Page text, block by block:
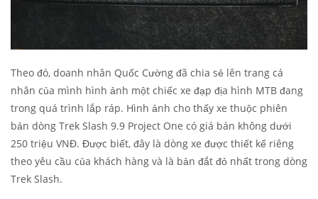
Theo đó, doanh nhân Quốc Cường đã chia sẻ lên trang cá
nhân của mình hình ảnh một chiếc xe đạp địa hình MTB đang
trong quá trình lắp ráp. Hình ảnh cho thấy xe thuộc phiên
bản dòng Trek Slash 9.9 Project One có giá bán không dưới
250 triệu VNĐ. Được biết, đây là dòng xe được thiết kế riêng
theo yêu cầu của khách hàng và là bản đắt đỏ nhất trong dòng
Trek Slash.